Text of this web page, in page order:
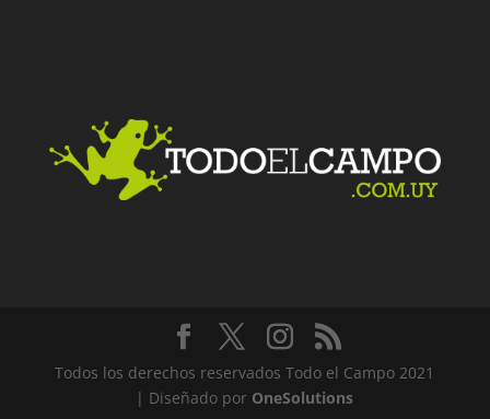
Todos los derechos reservados Todo el Campo 2021
| Diseñado por OneSolutions
Facebook